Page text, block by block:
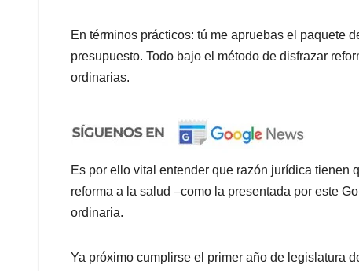
En términos prácticos: tú me apruebas el paquete
presupuesto. Todo bajo el método de disfrazar
ordinarias.
Es por ello vital entender que razón jurídica tienen
reforma a la salud –como la presentada por este
ordinaria.
Ya próximo cumplirse el primer año de legislatura